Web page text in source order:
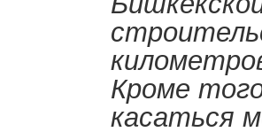
Кроме
касаться